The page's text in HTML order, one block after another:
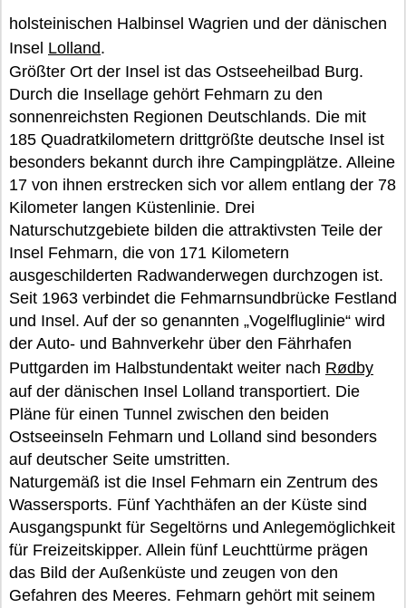
holsteinischen Halbinsel Wagrien und der dänischen
Insel Lolland.
Größter Ort der Insel ist das Ostseeheilbad Burg.
Durch die Insellage gehört Fehmarn zu den
sonnenreichsten Regionen Deutschlands. Die mit
185 Quadratkilometern drittgrößte deutsche Insel ist
besonders bekannt durch ihre Campingplätze. Alleine
17 von ihnen erstrecken sich vor allem entlang der 78
Kilometer langen Küstenlinie. Drei
Naturschutzgebiete bilden die attraktivsten Teile der
Insel Fehmarn, die von 171 Kilometern
ausgeschilderten Radwanderwegen durchzogen ist.
Seit 1963 verbindet die Fehmarnsundbrücke Festland
und Insel. Auf der so genannten „Vogelfluglinie“ wird
der Auto- und Bahnverkehr über den Fährhafen
Puttgarden im Halbstundentakt weiter nach Rødby
auf der dänischen Insel Lolland transportiert. Die
Pläne für einen Tunnel zwischen den beiden
Ostseeinseln Fehmarn und Lolland sind besonders
auf deutscher Seite umstritten.
Naturgemäß ist die Insel Fehmarn ein Zentrum des
Wassersports. Fünf Yachthäfen an der Küste sind
Ausgangspunkt für Segeltörns und Anlegemöglichkeit
für Freizeitskipper. Allein fünf Leuchttürme prägen
das Bild der Außenküste und zeugen von den
Gefahren des Meeres. Fehmarn gehört mit seinem